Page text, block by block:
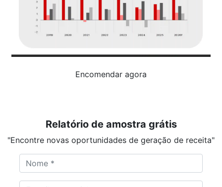
Encomendar agora
Relatório de amostra grátis
"Encontre novas oportunidades de geração de receita"